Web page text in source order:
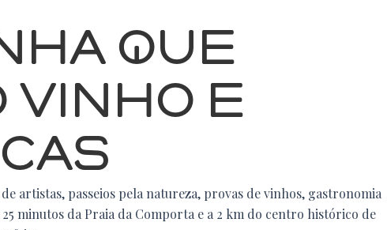
que
e
artistas, passeios pela natureza, provas de vinhos, gastronomia
minutos da Praia da Comporta e a 2 km do centro histórico de